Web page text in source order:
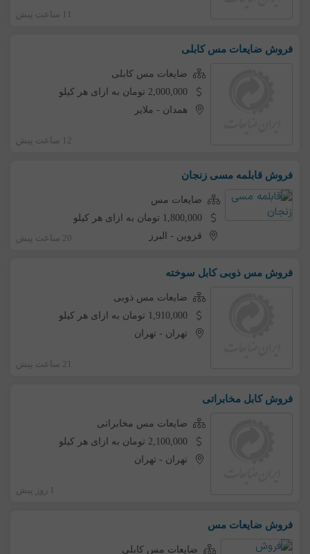
11 ساعت پیش
فروش ضایعات مس کابلی
ضایعات مس کابلی
2,000,000 تومان به ازای هر کیلو
همدان - ملایر
12 ساعت پیش
فروش قابلمه مسی زنجان
ضایعات مس
1,800,000 تومان به ازای هر کیلو
قزوین - البرز 20 ساعت پیش
فروش مس ذوبی کابل سوخته
ضایعات مس ذوبی
1,910,000 تومان به ازای هر کیلو
تهران - تهران
21 ساعت پیش
فروش کابل مخابراتی
ضایعات مس مخابراتی
2,100,000 تومان به ازای هر کیلو
تهران - تهران
1 روز پیش
فروش ضایعات مس
ضایعات مس کابلی